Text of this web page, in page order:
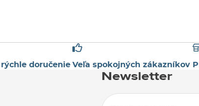
doručenie Veľa spokojných zákazníkov
Newsletter